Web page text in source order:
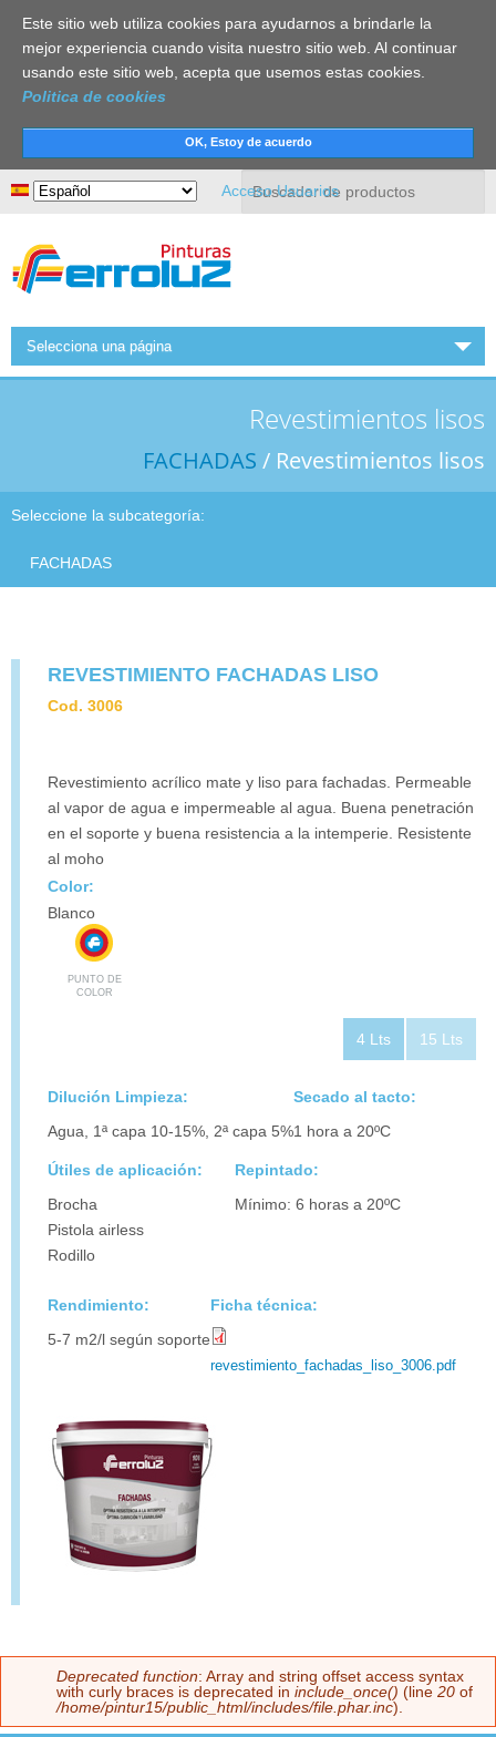
Este sitio web utiliza cookies para ayudarnos a brindarle la
mejor experiencia cuando visita nuestro sitio web. Al continuar
usando este sitio web, acepta que usemos estas cookies.
Politica de cookies
Buscar
Acceso Usuarios
Selecciona una página
PRODUCTOS
DESCARGAS
Revestimientos lisos
FACHADAS / Revestimientos lisos
Seleccione la subcategoría:
FACHADAS
REVESTIMIENTO FACHADAS LISO
Cod. 3006
Revestimiento acrílico mate y liso para fachadas. Permeable
al vapor de agua e impermeable al agua. Buena penetración
en el soporte y buena resistencia a la intemperie. Resistente
al moho
Color:
Blanco
PUNTO DE
COLOR
15 Lts
4 Lts
Dilución Limpieza:
Agua, 1ª capa 10-15%, 2ª capa 5%
Secado al tacto:
1 hora a 20ºC
Útiles de aplicación:
Brocha
Pistola airless
Rodillo
Repintado:
Mínimo: 6 horas a 20ºC
Rendimiento:
5-7 m2/l según soporte
Ficha técnica:
revestimiento_fachadas_liso_3006.pdf
Mensaje de error
Deprecated function: Array and string offset access syntax
with curly braces is deprecated in include_once() (line 20 of
/home/pintur15/public_html/includes/file.phar.inc).